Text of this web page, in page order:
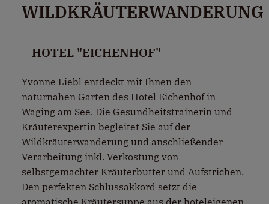
WILDKRÄUTERWANDERUNG
– HOTEL "EICHENHOF"
Yvonne Liebl entdeckt mit Ihnen den
naturnahen Garten des Hotel Eichenhof in
Waging am See. Die Gesundheitstrainerin und
Kräuterexpertin begleitet Sie auf der
Wildkräuterwanderung und anschließender
Verarbeitung inkl. Verkostung von
selbstgemachter Kräuterbutter und Aufstrichen.
Den perfekten Schlussakkord setzt die